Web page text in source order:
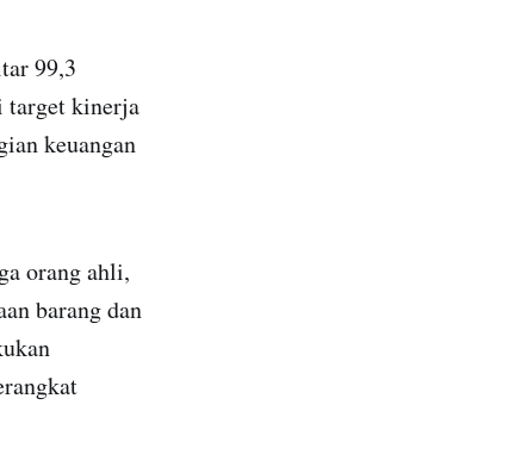
99,3
target kinerja
keuangan
orang ahli,
barang dan